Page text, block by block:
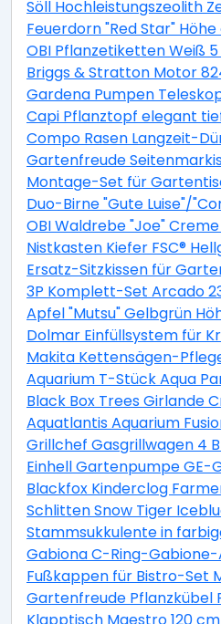
Söll Hochleistungszeolith
Feuerdorn "Red Star"
OBI Pflanzetiketten Weiß
Briggs & Stratton Motor
Gardena Pumpen
Capi Pflanztopf elegant
Compo Rasen Langzeit-
Gartenfreude
Montage-Set für
Duo-Birne "Gute Luise"/
OBI Waldrebe "Joe"
Nistkasten Kiefer FSC®
Ersatz-Sitzkissen für
3P Komplett-Set Arcado
Apfel "Mutsu" Gelbgrün
Dolmar Einfüllsystem für
Makita Kettensägen-
Aquarium T-Stück Aqua
Black Box Trees Girlande
Aquatlantis Aquarium
Grillchef Gasgrillwagen 4
Einhell Gartenpumpe GE-
Blackfox Kinderclog
Schlitten Snow Tiger
Stammsukkulente in
Gabiona C-Ring-Gabione-
Fußkappen für Bistro-Set
Gartenfreude Pflanzkübel